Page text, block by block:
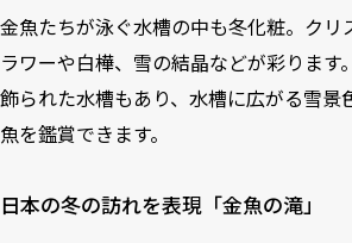
金魚たちが泳ぐ水槽の中も冬化粧。クリ
ラワーや白樺、雪の結晶などが彩ります
飾られた水槽もあり、水槽に広がる雪景
魚を鑑賞できます。
日本の冬の訪れを表現「金魚の滝」